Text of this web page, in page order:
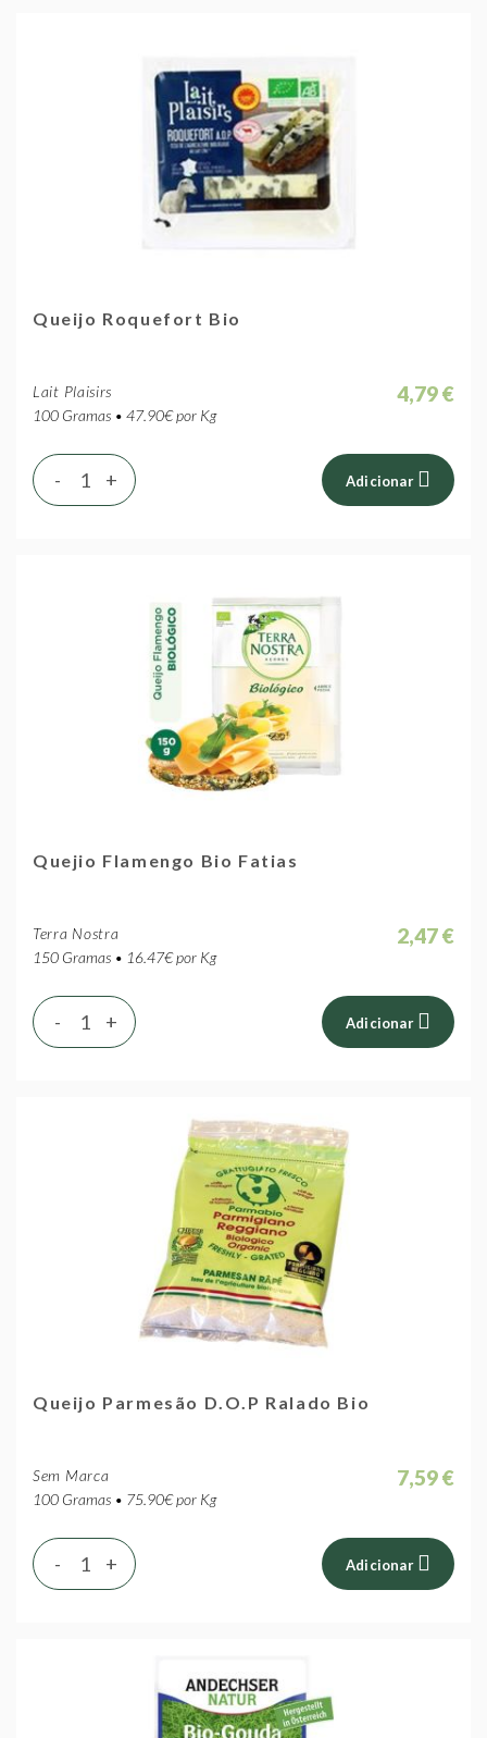
Queijo Roquefort Bio
Lait Plaisirs
100 Gramas • 47.90€ por Kg
4,79 €
+
- Adicionar
Quejio Flamengo Bio Fatias
Terra Nostra
150 Gramas • 16.47€ por Kg
2,47 €
+
- Adicionar
Queijo Parmesão D.O.P Ralado Bio
Sem Marca
100 Gramas • 75.90€ por Kg
7,59 €
+
- Adicionar